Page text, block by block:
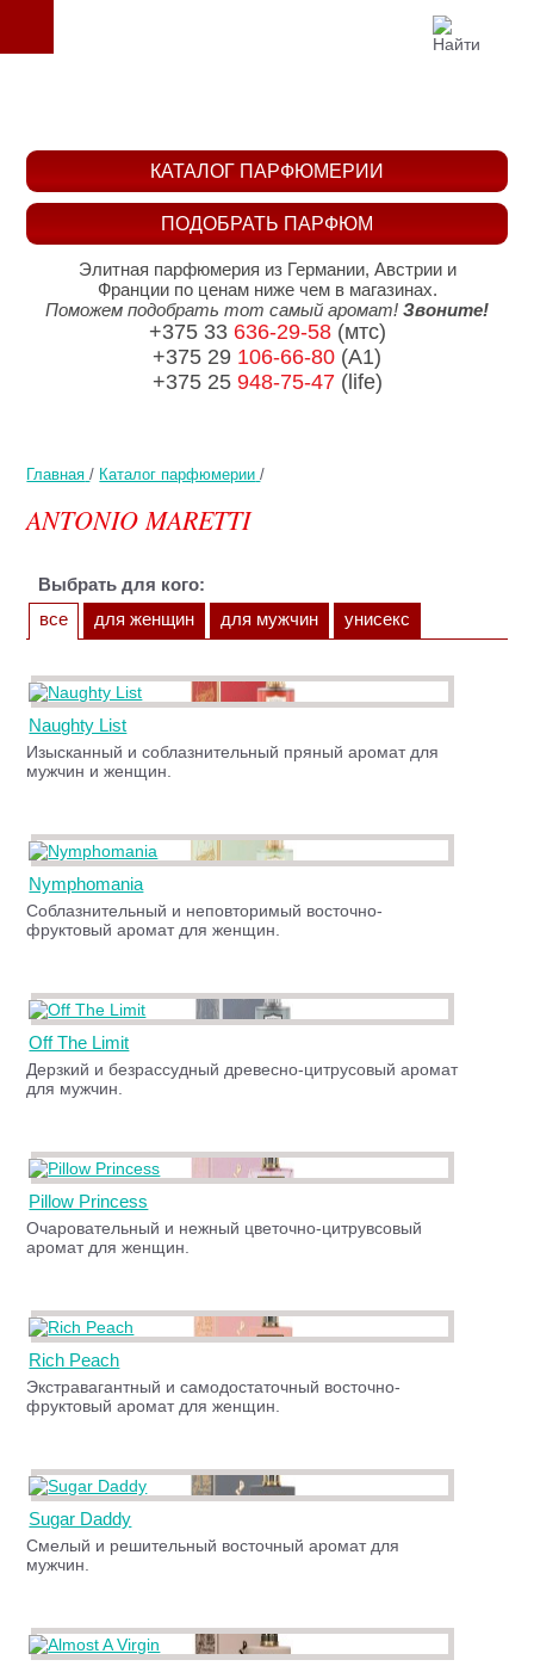
Главная / Каталог парфюмерии /
ANTONIO MARETTI
Выбрать для кого:
все
для женщин для мужчин унисекс
Naughty List
Изысканный и соблазнительный пряный аромат для
мужчин и женщин.
Nymphomania
Соблазнительный и неповторимый восточно-
фруктовый аромат для женщин.
Off The Limit
Дерзкий и безрассудный древесно-цитрусовый аромат
для мужчин.
Pillow Princess
Очаровательный и нежный цветочно-цитрувсовый
аромат для женщин.
Rich Peach
Экстравагантный и самодостаточный восточно-
фруктовый аромат для женщин.
Sugar Daddy
Смелый и решительный восточный аромат для
мужчин.
ПОДОБРАТЬ ПАРФЮМ
КАТАЛОГ ПАРФЮМЕРИИ
Элитная парфюмерия из Германии, Австрии и
Франции по ценам ниже чем в магазинах.
Поможем подобрать тот самый аромат! Звоните!
+375 33 636-29-58(мтс)
+375 29 106-66-80 (A1)
+375 25 948-75-47(life)